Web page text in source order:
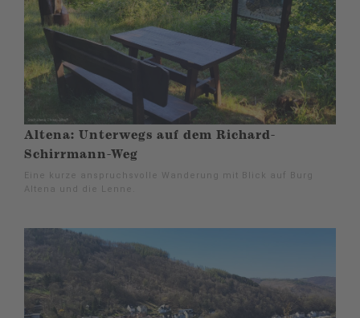
Altena: Unterwegs auf dem Richard-
Schirrmann-Weg
Eine kurze anspruchsvolle Wanderung mit Blick auf Burg
Altena und die Lenne.